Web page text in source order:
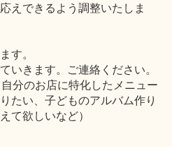
えできるよう調整いたしま
す。
いきます。ご連絡ください。
分のお店に特化したメニュー
たい、子どものアルバム作り
て欲しいなど）